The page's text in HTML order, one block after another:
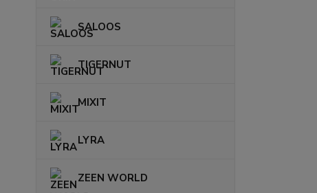
SALOOS
TIGERNUT
MIXIT
LYRA
ZEEN WORLD